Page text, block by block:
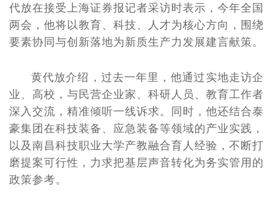
代放在接受上海证券报记者采访时表示，今年全国
两会，他将以教育、科技、人才为核心方向，围绕
要素协同与创新落地为新质生产力发展建言献策。
黄代放介绍，过去一年里，他通过实地走访企
业、高校，与民营企业家、科研人员、教育工作者
深入交流，精准倾听一线诉求。同时，他还结合泰
豪集团在科技装备、应急装备等领域的产业实践，
以及南昌科技职业大学产教融合育人经验，不断打
磨提案可行性，力求把基层声音转化为务实管用的
政策参考。